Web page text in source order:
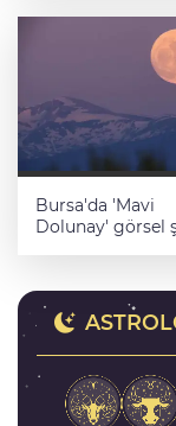
Bursa'da 'Mavi
Dolunay' görsel